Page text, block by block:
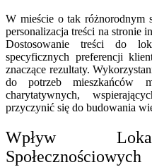
W mieście o tak różnorodnym
personalizacja treści na stronie
Dostosowanie treści do
specyficznych preferencji
znaczące rezultaty.
do potrzeb mieszkańców
charytatywnych,
przyczynić się do budowania
Wpływ
Społecznościowych